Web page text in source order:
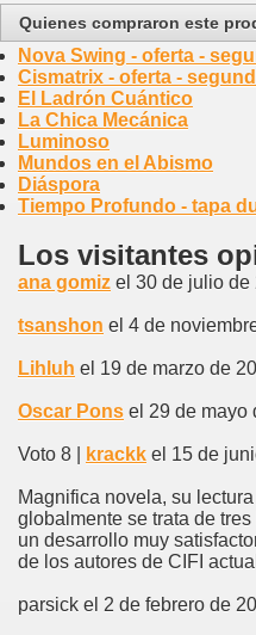
Quienes compraron este
Nova Swing - oferta -
Cismatrix - oferta -
El Ladrón Cuántico
La Chica Mecánica
Luminoso
Mundos en el Abismo
Diáspora
Tiempo Profundo - tapa
Los visitantes
ana gomiz el 30 de julio de
tsanshon el 4 de
Lihluh el 19 de marzo de
Oscar Pons el 29 de mayo
Voto 8 | krackk el 15 de
Magnifica novela, su
globalmente se trata de
un desarrollo muy
de los autores de CIFI
parsick el 2 de febrero de